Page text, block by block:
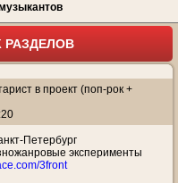
РАЗДЕЛОВ
в проект (поп-рок +
Петербург
эксперименты
3front